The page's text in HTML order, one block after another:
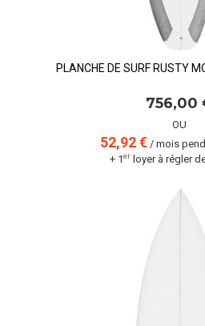
PLANCHE DE SURF RUSTY
756,00
OU
52,92 €/ mois
+ 1er loyer à régler